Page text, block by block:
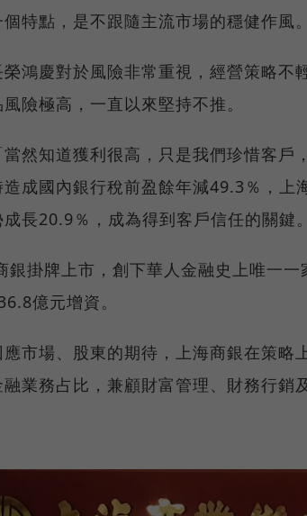
個特點，是不跟隨主流市場的穩健作風。
榮鴻慶對於風險非常重視，經營策略
險極高，一直以來堅持不推。
然知道獲利很高，只是我們珍惜客戶
成國內銀行稅前盈餘年減49.3％，上
長20.9％，成為得到客戶信任的關鍵。
銀掛牌上市，創下華人金融史上唯一
億元增資。
應市場、股東的期待，上海商銀在策
業務占比，兼顧財富管理、財務行銷